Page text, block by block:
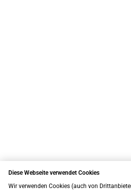
Diese Webseite verwendet Cookies
Wir verwenden Cookies (auch von